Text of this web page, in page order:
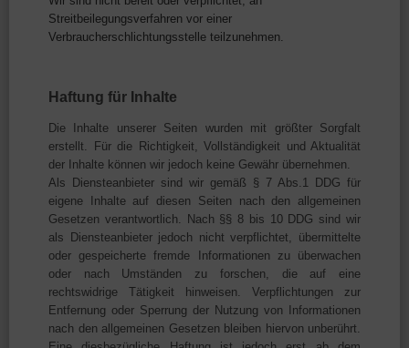
Streitbeilegungsverfahren vor einer
Verbraucherschlichtungsstelle teilzunehmen.
Haftung für Inhalte
Die Inhalte unserer Seiten wurden mit größter Sorgfalt
erstellt. Für die Richtigkeit, Vollständigkeit und Aktualität
der Inhalte können wir jedoch keine Gewähr übernehmen.
Als Diensteanbieter sind wir gemäß § 7 Abs.1 DDG für
eigene Inhalte auf diesen Seiten nach den allgemeinen
Gesetzen verantwortlich. Nach §§ 8 bis 10 DDG sind wir
als Diensteanbieter jedoch nicht verpflichtet, übermittelte
oder gespeicherte fremde Informationen zu überwachen
oder nach Umständen zu forschen, die auf eine
rechtswidrige Tätigkeit hinweisen. Verpflichtungen zur
Entfernung oder Sperrung der Nutzung von Informationen
nach den allgemeinen Gesetzen bleiben hiervon unberührt.